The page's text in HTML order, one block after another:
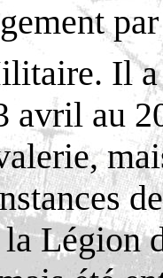
Il a
avril au
Légion